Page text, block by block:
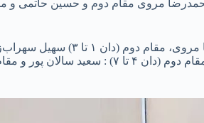
مروی مقام دوم و حسین حاتمی و